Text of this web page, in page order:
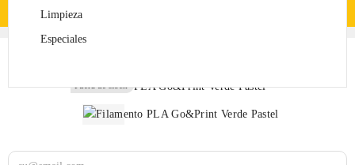
Limpieza
Especiales
Fuera de stock
Fuera de stock